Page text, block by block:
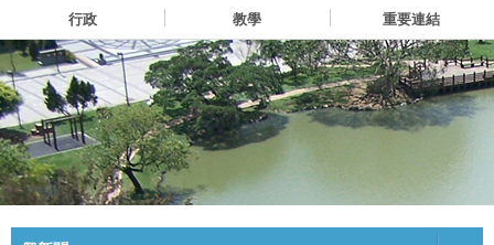
行政 教學 重要連結